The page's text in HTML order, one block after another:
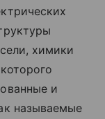
химики
и
называемые